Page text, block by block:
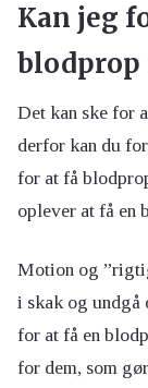
Kan jeg
blodprop
Det kan ske for
derfor kan du
for at få
oplever at få en
Motion og
i skak og undgå
for at få en
for dem, som